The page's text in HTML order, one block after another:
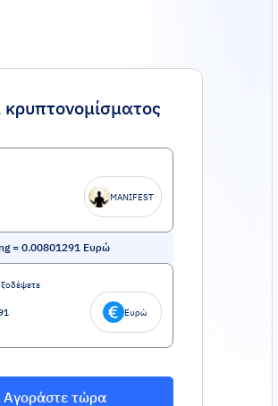
MANIFEST
= 0.00801291 Ευρώ
Ευρώ
Αγοράστε τώρα